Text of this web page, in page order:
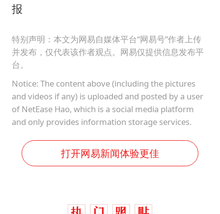
报
特别声明：本文为网易自媒体平台“网易号”作者上传
并发布，仅代表该作者观点。网易仅提供信息发布平
台。
Notice: The content above (including the pictures
and videos if any) is uploaded and posted by a user
of NetEase Hao, which is a social media platform
and only provides information storage services.
打开网易新闻体验更佳